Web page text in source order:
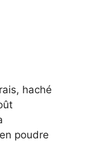
haché
poudre